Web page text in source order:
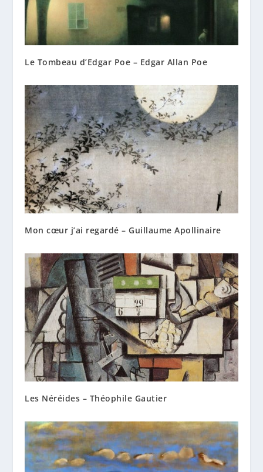
Le Tombeau d’Edgar Poe – Edgar Allan Poe
Mon cœur j’ai regardé – Guillaume Apollinaire
Les Néréides – Théophile Gautier